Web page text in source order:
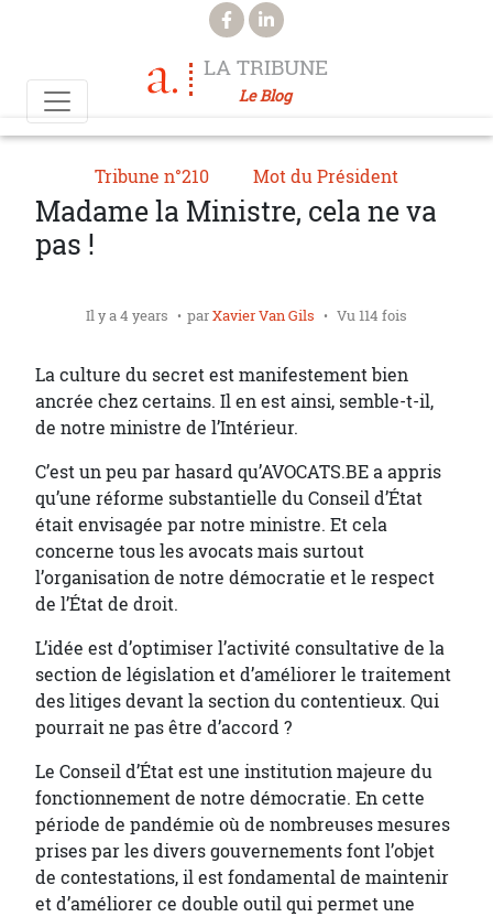
Aller au contenu principal
LA TRIBUNE
Le Blog
Tribune n°210 Mot du Président
Madame la Ministre, cela ne va
pas !
Il y a 4 years parXavier Van Gils Vu 114 fois
La culture du secret est manifestement bien
ancrée chez certains. Il en est ainsi, semble-t-il,
de notre ministre de l’Intérieur.
C’est un peu par hasard qu’AVOCATS.BE a appris
qu’une réforme substantielle du Conseil d’État
était envisagée par notre ministre. Et cela
concerne tous les avocats mais surtout
l’organisation de notre démocratie et le respect
de l’État de droit.
L’idée est d’optimiser l’activité consultative de la
section de législation et d’améliorer le traitement
des litiges devant la section du contentieux. Qui
pourrait ne pas être d’accord ?
Le Conseil d’État est une institution majeure du
fonctionnement de notre démocratie. En cette
période de pandémie où de nombreuses mesures
prises par les divers gouvernements font l’objet
de contestations, il est fondamental de maintenir
et d’améliorer ce double outil qui permet une